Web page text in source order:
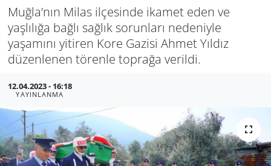
Muğla’nın Milas ilçesinde ikamet eden ve
yaşlılığa bağlı sağlık sorunları nedeniyle
yaşamını yitiren Kore Gazisi Ahmet Yıldız
düzenlenen törenle toprağa verildi.
12.04.2023 - 16:18
YAYINLANMA
ÇEVRE
EĞİTİM
EKONOMİ
GENEL
GÜNDEM
Süper Lig Puan Durumu ve Fikstür
Tüm Manşetler
Son Dakika Haberleri
Haber Arşivi